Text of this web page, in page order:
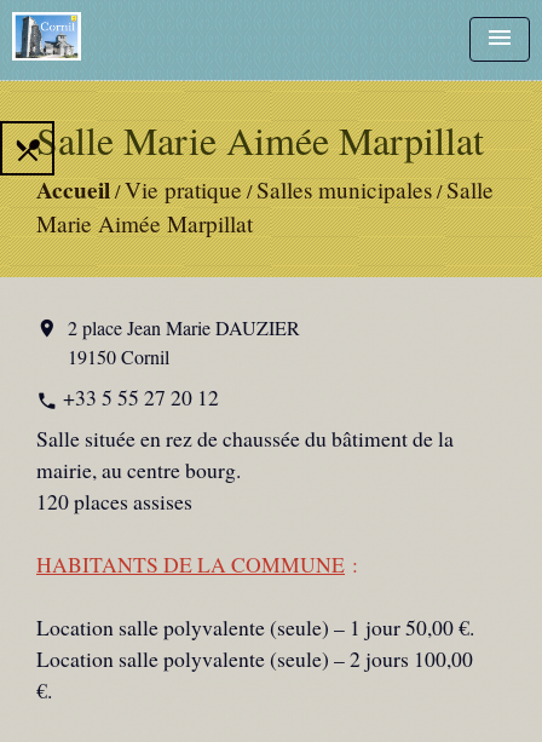
menu
Salle Marie Aimée Marpillat
Accueil/Vie pratique/Salles municipales/Salle
Marie Aimée Marpillat
local_dining
location_on
2 place Jean Marie DAUZIER
19150 Cornil
phone +33 5 55 27 20 12
Salle située en rez de chaussée du bâtiment de la
mairie, au centre bourg.
120 places assises
HABITANTS DE LA COMMUNE :
Location salle polyvalente (seule) – 1 jour 50,00 €.
Location salle polyvalente (seule) – 2 jours 100,00
€.